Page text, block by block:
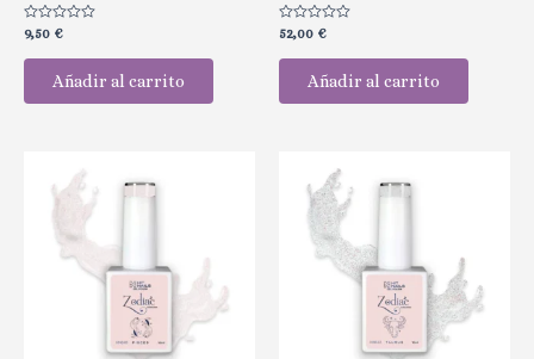
Valorado
con
0
9,50 €
Añadir al carrito
Valorado
con
0
52,00 €
Añadir al carrito